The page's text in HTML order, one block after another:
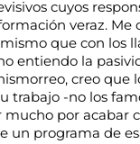
cuyos
veraz. Me
que con los
entiendo la
creo que
trabajo -no los
por acabar
un programa de